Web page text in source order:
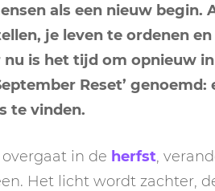
als een nieuw begin.
je leven te ordenen
is het tijd om opnieuw
Reset’
te vinden.
in de herfst,
Het licht wordt zachter,